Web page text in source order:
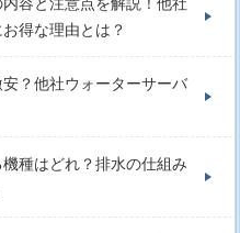
得な理由とは？
？他社ウォーターサーバ
種はどれ？排水の仕組み